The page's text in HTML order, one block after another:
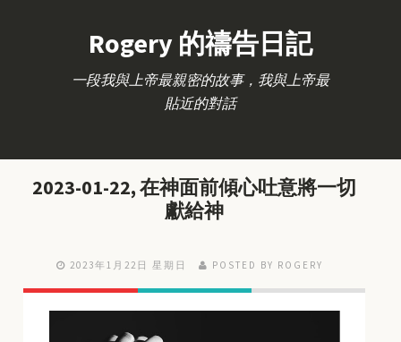
Rogery 的禱告日記
一段我與上帝最親密的故事，我與上帝最
貼近的對話
2023-01-22, 在神面前傾心吐意將一切
獻給神
2023年1月22日 星期日 POSTED BY ROGERY